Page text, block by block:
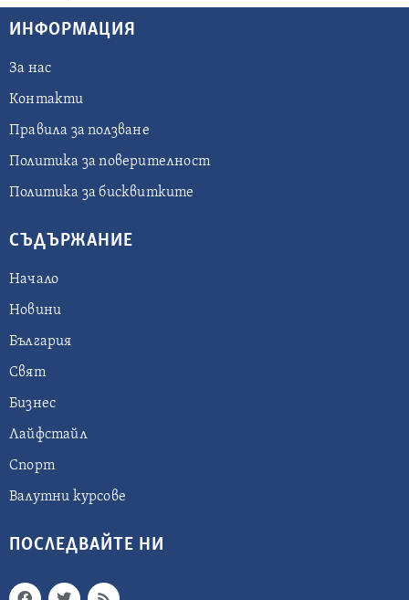
ИНФОРМАЦИЯ
За нас
Контакти
Правила за ползване
Политика за поверителност
Политика за бисквитките
СЪДЪРЖАНИЕ
Начало
Новини
България
Свят
Бизнес
Лайфстайл
Спорт
Валутни курсове
ПОСЛЕДВАЙТЕ НИ